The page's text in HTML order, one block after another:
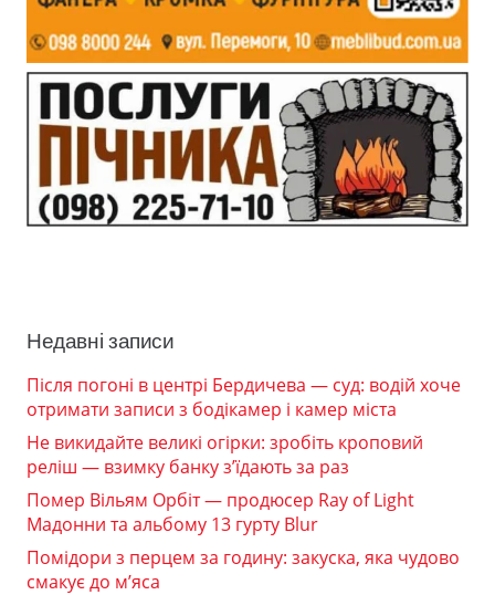
Недавні записи
Після погоні в центрі Бердичева — суд: водій хоче
отримати записи з бодікамер і камер міста
Не викидайте великі огірки: зробіть кроповий
реліш — взимку банку з’їдають за раз
Помер Вільям Орбіт — продюсер Ray of Light
Мадонни та альбому 13 гурту Blur
Помідори з перцем за годину: закуска, яка чудово
смакує до м’яса